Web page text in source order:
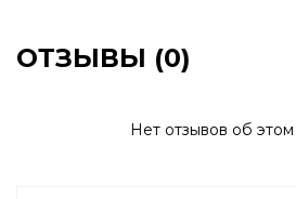
ОТЗЫВЫ (0)
Нет отзывов об этом